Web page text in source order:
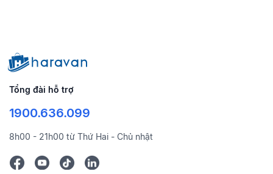
Tổng đài hỗ trợ
1900.636.099
8h00 - 21h00 từ Thứ Hai - Chủ nhật